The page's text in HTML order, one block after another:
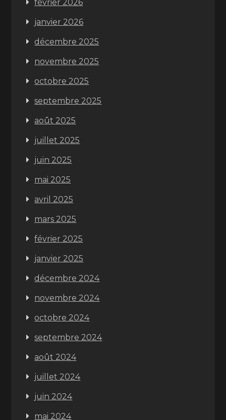
février 2026
janvier 2026
décembre 2025
novembre 2025
octobre 2025
septembre 2025
août 2025
juillet 2025
juin 2025
mai 2025
avril 2025
mars 2025
février 2025
janvier 2025
décembre 2024
novembre 2024
octobre 2024
septembre 2024
août 2024
juillet 2024
juin 2024
mai 2024